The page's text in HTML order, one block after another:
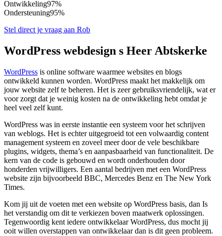
Ontwikkeling97%
Ondersteuning95%
Stel direct je vraag aan Rob
WordPress webdesign s Heer Abtskerke
WordPress is online software waarmee websites en blogs
ontwikkeld kunnen worden. WordPress maakt het makkelijk om
jouw website zelf te beheren. Het is zeer gebruiksvriendelijk, wat er
voor zorgt dat je weinig kosten na de ontwikkeling hebt omdat je
heel veel zelf kunt.
WordPress was in eerste instantie een systeem voor het schrijven
van weblogs. Het is echter uitgegroeid tot een volwaardig content
management systeem en zoveel meer door de vele beschikbare
plugins, widgets, thema’s en aanpasbaarheid van functionaliteit. De
kern van de code is gebouwd en wordt onderhouden door
honderden vrijwilligers. Een aantal bedrijven met een WordPress
website zijn bijvoorbeeld BBC, Mercedes Benz en The New York
Times.
Kom jij uit de voeten met een website op WordPress basis, dan Is
het verstandig om dit te verkiezen boven maatwerk oplossingen.
Tegenwoordig kent iedere ontwikkelaar WordPress, dus mocht jij
ooit willen overstappen van ontwikkelaar dan is dit geen probleem.